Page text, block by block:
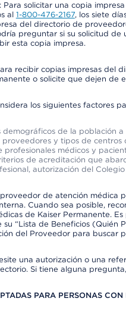
Para solicitar una copia
al 1-800-476-2167, los siete
del directorio de
preguntar si su solicitud de
esta copia impresa.
recibir copias impresas del
o solicite que dejen de
los siguientes factores
demográficos de la población
y tipos de
profesionales médicos y
de acreditación que
autorización del
de atención médica
Cuando sea posible,
de Kaiser Permanente.
su “Lista de Beneficios
del Proveedor para buscar
una autorización o una
Si tiene alguna
PARA PERSONAS